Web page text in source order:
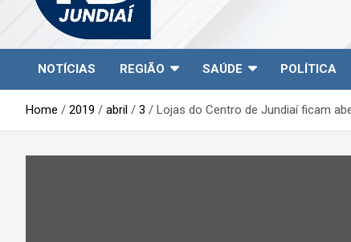
t
RS Notícias Jundiaí
Jundiaí e região na palma da sua mão!
NOTÍCIAS
REGIÃO SAÚDE POLÍTICA
Home 2019 abril 3 Lojas do Centro de Jundiaí ficam